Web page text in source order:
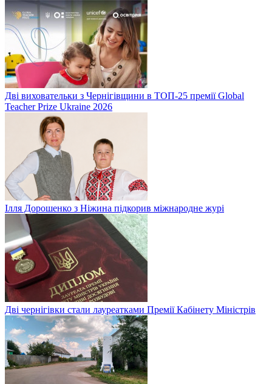
Дві виховательки з Чернігівщини в ТОП-25 премії Global
Teacher Prize Ukraine 2026
Ілля Дорошенко з Ніжина підкорив міжнародне журі
Дві чернігівки стали лауреатками Премії Кабінету Міністрів